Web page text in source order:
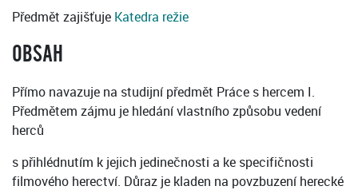
Předmět zajišťuje Katedra režie
OBSAH
Přímo navazuje na studijní předmět Práce s hercem I.
Předmětem zájmu je hledání vlastního způsobu vedení
herců
s přihlédnutím k jejich jedinečnosti a ke specifičnosti
filmového herectví. Důraz je kladen na povzbuzení herecké